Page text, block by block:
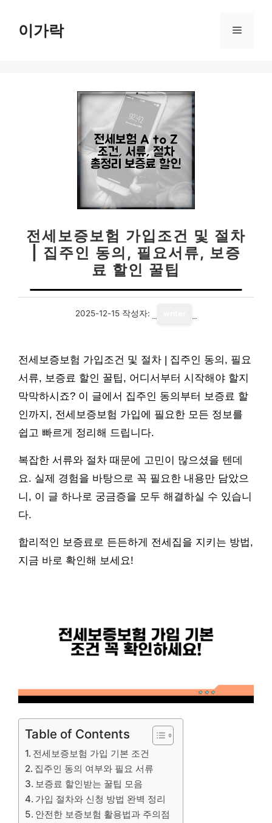
이가락 메
전세보증보험 가입조건 및 절차
| 집주인 동의, 필요서류, 보증
료 할인 꿀팁
2025-12-15 작성자:
전세보증보험 가입조건 및 절차 | 집주인 동의, 필요
서류, 보증료 할인 꿀팁, 어디서부터 시작해야 할지
막막하시죠? 이 글에서 집주인 동의부터 보증료 할
인까지, 전세보증보험 가입에 필요한 모든 정보를
쉽고 빠르게 정리해 드립니다.
복잡한 서류와 절차 때문에 고민이 많으셨을 텐데
요. 실제 경험을 바탕으로 꼭 필요한 내용만 담았으
니, 이 글 하나로 궁금증을 모두 해결하실 수 있습니
다.
합리적인 보증료로 든든하게 전세집을 지키는 방법,
지금 바로 확인해 보세요!
Table of Contents
전세보증보험 가입 기본 조건
집주인 동의 여부와 필요 서류
보증료 할인받는 꿀팁 모음
가입 절차와 신청 방법 완벽 정리
안전한 보증보험 활용법과 주의점